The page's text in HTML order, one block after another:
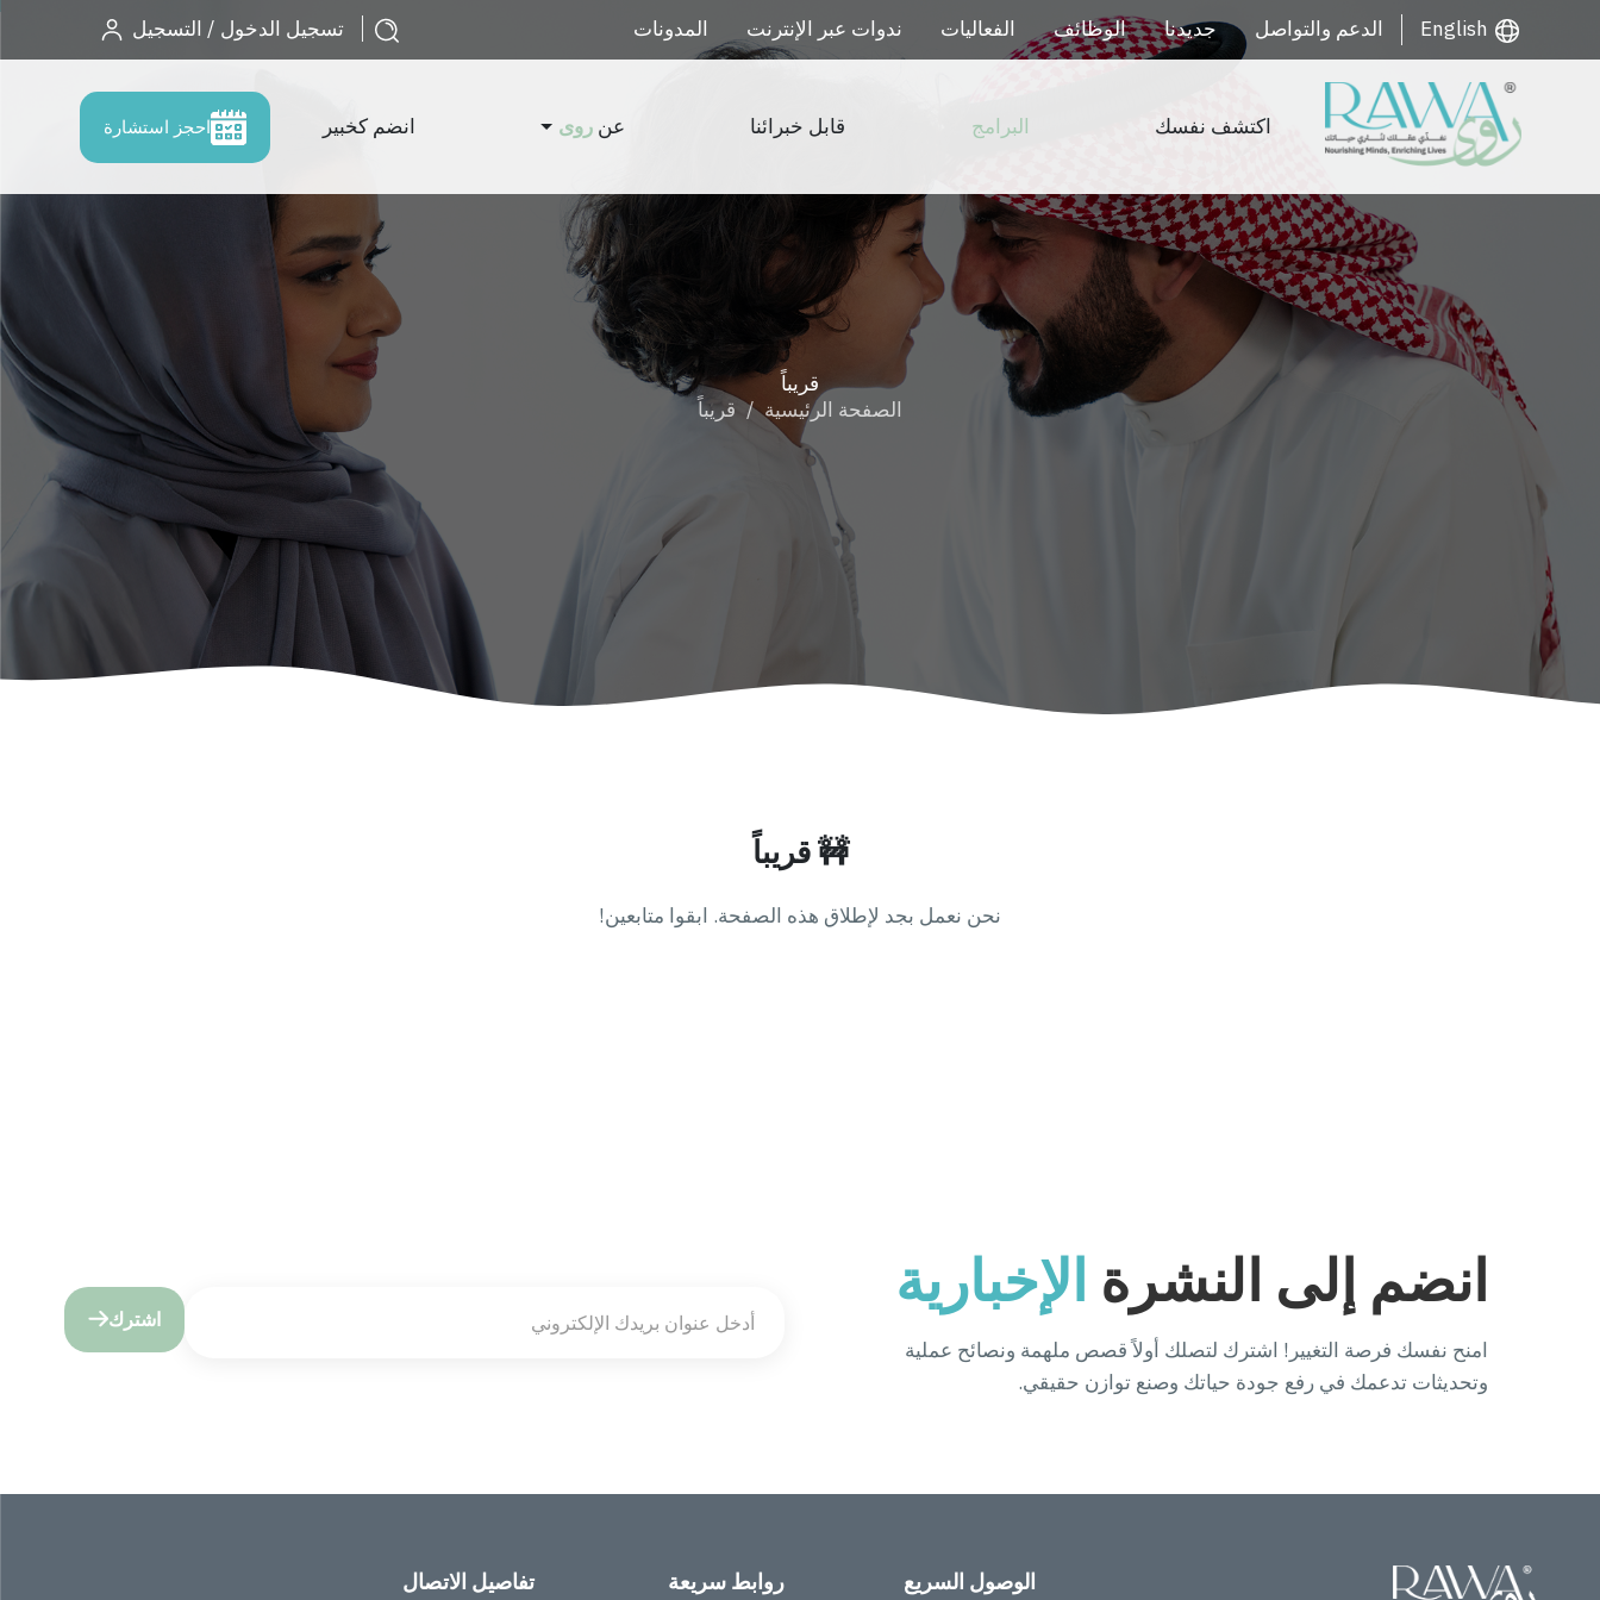
الدعم والتواصل جديدنا الوظائف الفعاليات ندوات عبر الإنترنت المدونات تسجيل الدخول / التسجيل
اكتشف نفسك البرامج قابل خبرائنا عن روى انضم كخبير احجز استشارة
قريباً
الصفحة الرئيسية
قريباً
🚧 قريباً
نحن نعمل بجد لإطلاق هذه الصفحة. ابقوا متابعين!
انضم إلى النشرة الإخبارية
امنح نفسك فرصة التغيير! اشترك لتصلك أولاً قصص ملهمة ونصائح عملية
وتحديثات تدعمك في رفع جودة حياتك وصنع توازن حقيقي.
اشترك
الوصول السريع روابط سريعة تفاصيل الاتصال